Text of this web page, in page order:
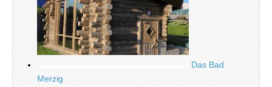
Das Bad
Merzig